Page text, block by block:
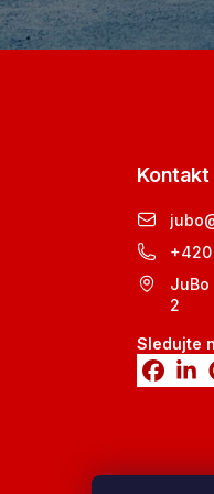
Kontakt
jubo
+420
2
Sledujte